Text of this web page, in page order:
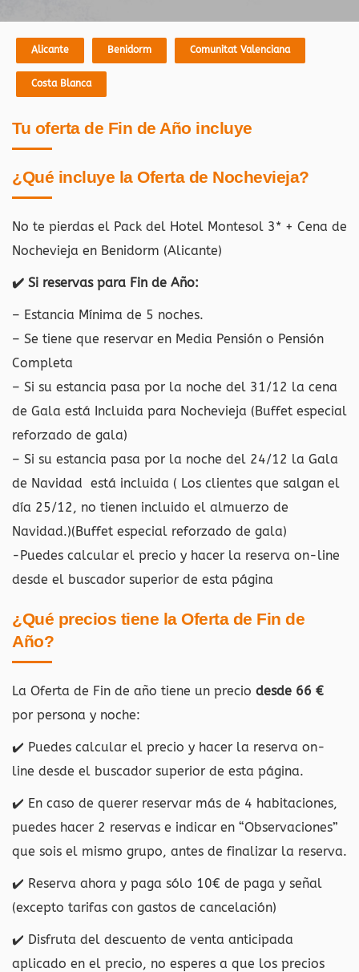
Alicante Benidorm Comunitat Valenciana
Costa Blanca
Tu oferta de Fin de Año incluye
¿Qué incluye la Oferta de Nochevieja?
No te pierdas el Pack del Hotel Montesol 3* + Cena de
Nochevieja en Benidorm (Alicante)
✔️ Si reservas para Fin de Año:
– Estancia Mínima de 5 noches.
– Se tiene que reservar en Media Pensión o Pensión
Completa
– Si su estancia pasa por la noche del 31/12 la cena
de Gala está Incluida para Nochevieja (Buffet especial
reforzado de gala)
– Si su estancia pasa por la noche del 24/12 la Gala
de Navidad está incluida ( Los clientes que salgan el
día 25/12, no tienen incluido el almuerzo de
Navidad.)(Buffet especial reforzado de gala)
-Puedes calcular el precio y hacer la reserva on-line
desde el buscador superior de esta página
¿Qué precios tiene la Oferta de Fin de
Año?
La Oferta de Fin de año tiene un precio desde 66 €
por persona y noche:
✔️ Puedes calcular el precio y hacer la reserva on-
line desde el buscador superior de esta página.
✔️ En caso de querer reservar más de 4 habitaciones,
puedes hacer 2 reservas e indicar en “Observaciones”
que sois el mismo grupo, antes de finalizar la reserva.
✔️ Reserva ahora y paga sólo 10€ de paga y señal
(excepto tarifas con gastos de cancelación)
✔️ Disfruta del descuento de venta anticipada
aplicado en el precio, no esperes a que los precios